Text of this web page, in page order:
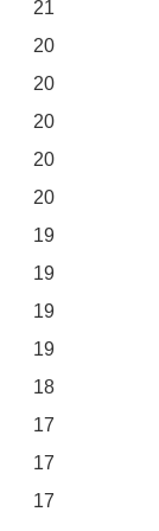
21
20
20
20
20
20
19
19
19
19
18
17
17
17